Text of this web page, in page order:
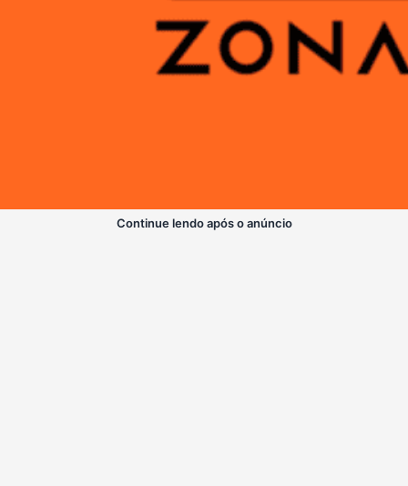
Continue lendo após o anúncio